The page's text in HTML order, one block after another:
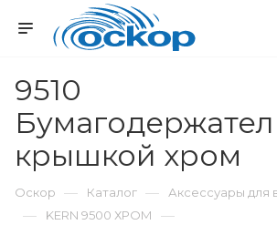
9510
крышкой хром
Оскор — Каталог — Аксессуары для
— KERN 9500 ХРОМ —